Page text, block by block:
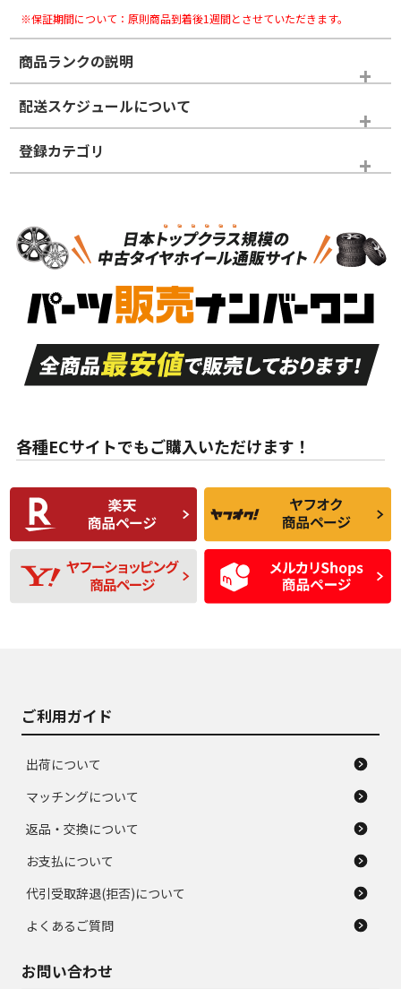
※保証期間について：原則商品到着後1週間とさせていただきます。
商品ランクの説明
※商品ランクは出品者の主観により判断しておりますので、あら
かじめご了承ください。
ホイールランク
S
品）
S
新車外し品（新古
付き
A
走行距離も少なく、
目立つ傷もほとんど
ない中古品
A
走行距離も少なく、
非常に状態の良い中
古品
な中古品
んどない中古品
C
比較的きれいな中古
品
C
られるが、使用に問
題のない中古品
D
使用感や目立つ傷が
あり、一般的な中古
品
D
残り溝も少なく、偏
磨耗がみられ、短期
間使用できるくらい
の中古品
配送スケジュールについて
登録カテゴリ
スタッドレスタイヤホイールセット
各種ECサイトでもご購入いただけます！
ご利用ガイド
出荷について
マッチングについて
返品・交換について
お支払について
代引受取辞退(拒否)について
よくあるご質問
お問い合わせ